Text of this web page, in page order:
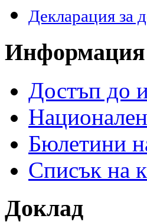
Декларация за
Информация
Достъп до
Бюлетини
Списък на
Доклад